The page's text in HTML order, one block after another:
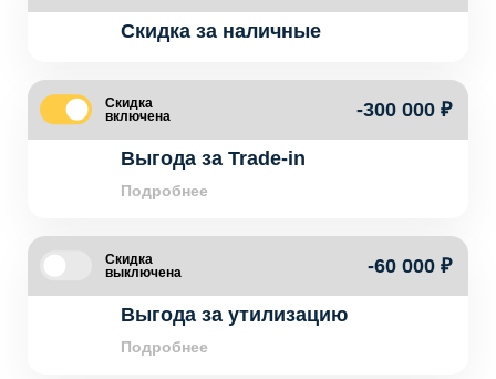
Скидка за наличные
Скидка
включена
-300 000 ₽
Выгода за Trade-in
Подробнее
Скидка
выключена
-60 000 ₽
Выгода за утилизацию
Подробнее